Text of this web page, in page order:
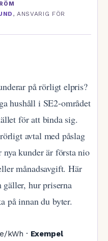
, ANSVARIG FÖR
på rörligt elpris?
hushåll i SE2-området
för att binda sig.
avtal med påslag
kunder är första nio
månadsavgift. Här
hur priserna
på innan du byter.
kWh · Exempel